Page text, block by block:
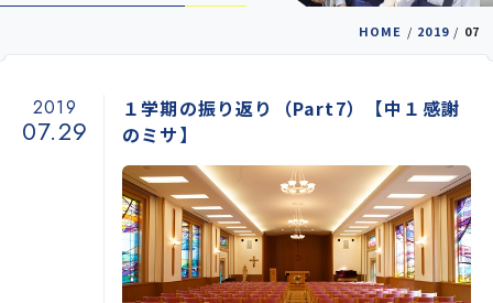
在校生の方へ
HOME / 2019 / 07
2019
07.29
１学期の振り返り（Part7）【中１感謝
のミサ】